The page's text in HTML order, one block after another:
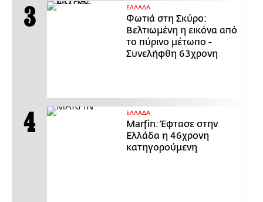
ΕΛΛΑΔΑ
Φωτιά στη Σκύρο:
Βελτιωμένη η εικόνα από
το πύρινο μέτωπο -
Συνελήφθη 63χρονη
ΕΛΛΑΔΑ
Marfin: Έφτασε στην
Ελλάδα η 46χρονη
κατηγορούμενη